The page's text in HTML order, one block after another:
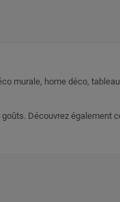
murale, home déco,
Découvrez également